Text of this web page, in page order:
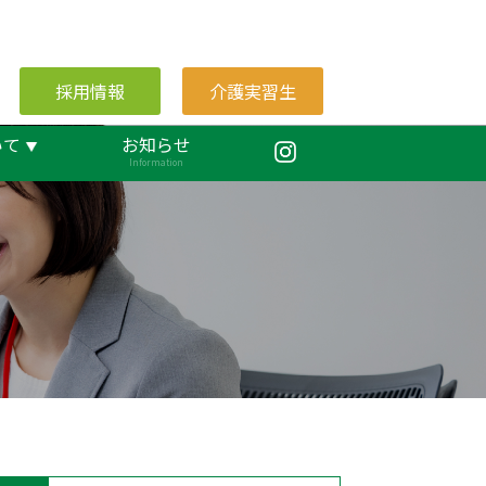
採用情報 介護実習生
お知らせ
Information